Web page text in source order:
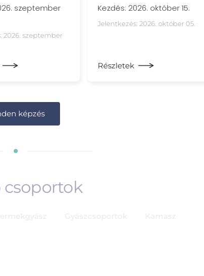
szeptember
2026. szeptember
Kezdés: 2026. október 15.
Jelentkezés: 2026. október 05.
Részletek
képzés
csoportok